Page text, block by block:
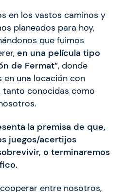
en los vastos caminos y
planeados para hoy,
que fuimos
en una película tipo
de Fermat”, donde
en una locación con
tanto conocidas como
la premisa de que,
juegos/acertijos
o terminaremos
entre nosotros,